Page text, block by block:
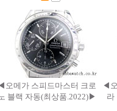
오메가 스피드마스터 크로
블랙 자동(최상품.2022)▶
◀
라